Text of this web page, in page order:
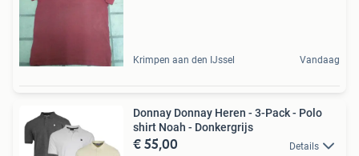
Krimpen aan den IJssel Vandaag
Donnay Donnay Heren - 3-Pack - Polo
shirt Noah - Donkergrijs
€ 55,00 Details